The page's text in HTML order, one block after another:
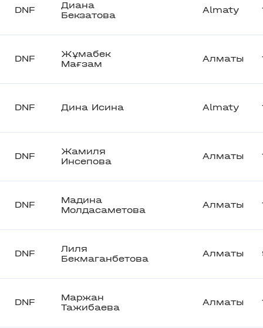
DNF
Диана
Бекзатова
Almaty
DNF
Жұмабек
Мағзам
Алматы
DNF Дина Исина Almaty
DNF
Жамиля
Инсепова
Алматы
DNF
Мадина
Молдасаметова
Алматы
DNF
Лиля
Бекмаганбетова
Алматы
DNF
Маржан
Тажибаева
Алматы